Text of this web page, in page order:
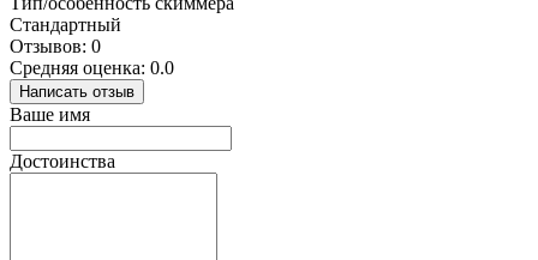
Стандартный
Отзывов: 0
Средняя оценка: 0.0
Написать отзыв
Ваше имя
Достоинства